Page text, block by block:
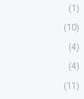
(1)
(10)
(4)
(4)
(11)